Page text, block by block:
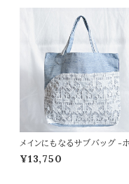
メインにもなるサブバッグ -
イトスター×ネイビー
¥13,750